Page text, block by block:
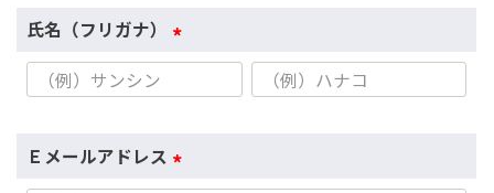
氏名（フリガナ）
(
Ｅメールアドレス